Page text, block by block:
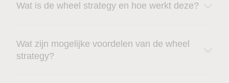
Wat is de wheel strategy en hoe werkt deze?
Wat zijn mogelijke voordelen van de wheel
strategy?